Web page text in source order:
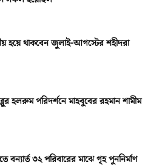
হয়ে থাকবেন জুলাই-আগস্টের শহীদরা
হলরুম পরিদর্শনে মাহবুবের রহমান শামীম
বন্যার্ত ৩২ পরিবারের মাঝে গৃহ পুননির্মাণ